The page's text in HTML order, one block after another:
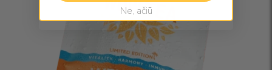
Ne, ačiū